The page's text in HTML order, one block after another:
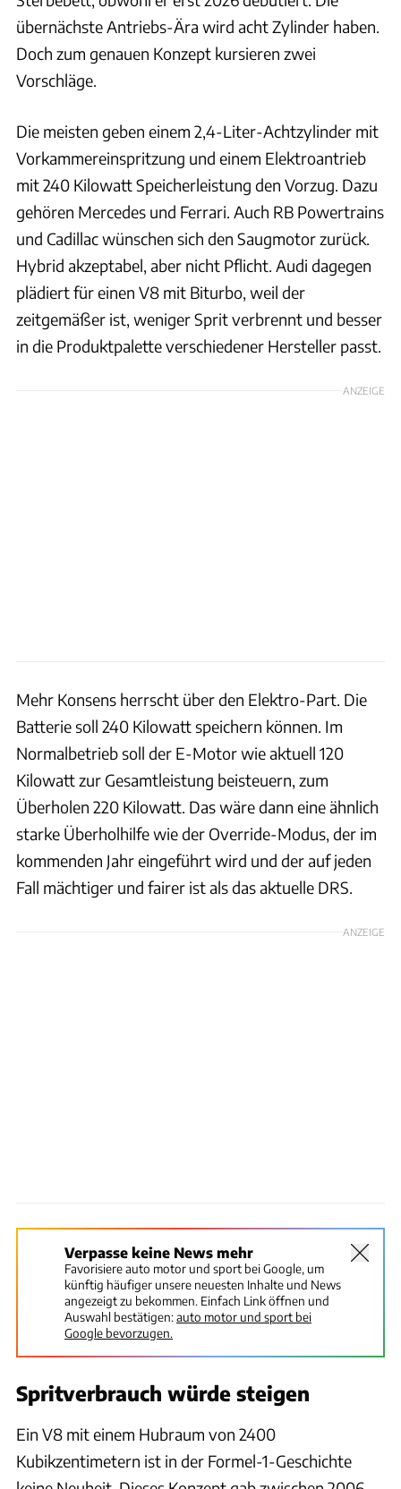
übernächste Antriebs-Ära wird acht Zylinder haben.
Doch zum genauen Konzept kursieren zwei
Vorschläge.
Die meisten geben einem 2,4-Liter-Achtzylinder mit
Vorkammereinspritzung und einem Elektroantrieb
mit 240 Kilowatt Speicherleistung den Vorzug. Dazu
gehören Mercedes und Ferrari. Auch RB Powertrains
und Cadillac wünschen sich den Saugmotor zurück.
Hybrid akzeptabel, aber nicht Pflicht. Audi dagegen
plädiert für einen V8 mit Biturbo, weil der
zeitgemäßer ist, weniger Sprit verbrennt und besser
in die Produktpalette verschiedener Hersteller passt.
ANZEIGE
Mehr Konsens herrscht über den Elektro-Part. Die
Batterie soll 240 Kilowatt speichern können. Im
Normalbetrieb soll der E-Motor wie aktuell 120
Kilowatt zur Gesamtleistung beisteuern, zum
Überholen 220 Kilowatt. Das wäre dann eine ähnlich
starke Überholhilfe wie der Override-Modus, der im
kommenden Jahr eingeführt wird und der auf jeden
Fall mächtiger und fairer ist als das aktuelle DRS.
ANZEIGE
Verpasse keine News mehr
Favorisiere auto motor und sport bei Google, um
künftig häufiger unsere neuesten Inhalte und News
angezeigt zu bekommen. Einfach Link öffnen und
Auswahl bestätigen:auto motor und sport bei
Google bevorzugen.
Spritverbrauch würde steigen
Ein V8 mit einem Hubraum von 2400
Kubikzentimetern ist in der Formel-1-Geschichte